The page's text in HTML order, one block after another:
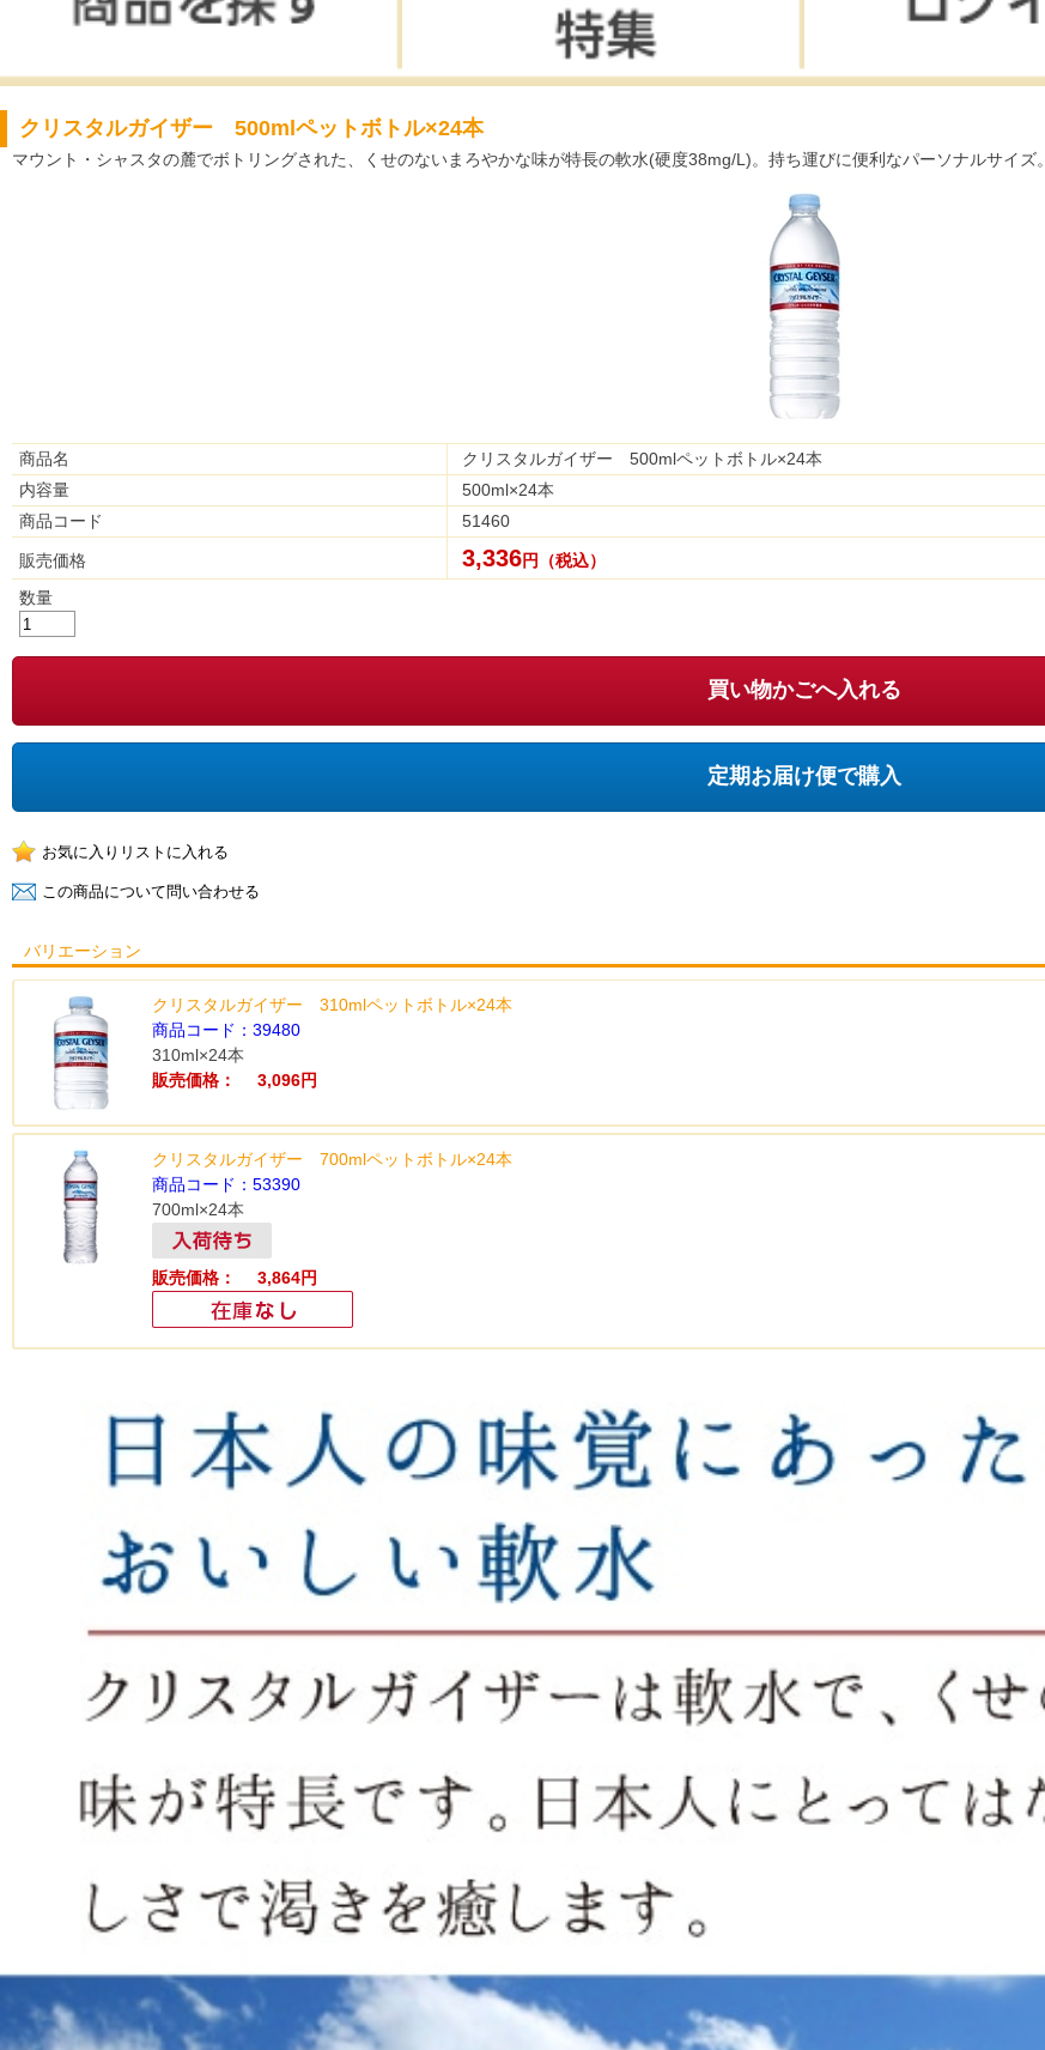
クリスタルガイザー 500mlペットボトル×24本
マウント・シャスタの麓でボトリングされた、くせのないまろやかな味が特長の軟水(硬度38mg/L)。持ち運びに便利なパーソナルサイズ。
商品名
クリスタルガイザー 500mlペットボトル×24本
内容量
500ml×24本
商品コード
51460
販売価格 3,336円（税込）
数量
買い物かごへ入れる
定期お届け便で購入
バリエーション
クリスタルガイザー 310mlペットボトル×24本
商品コード：39480
310ml×24本
販売価格： 3,096円
クリスタルガイザー 700mlペットボトル×24本
商品コード：53390
700ml×24本
販売価格： 3,864円